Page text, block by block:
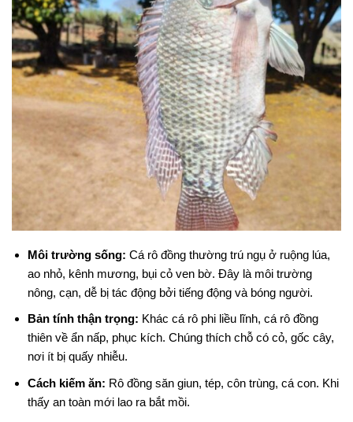
Môi trường sống: Cá rô đồng thường trú ngụ ở ruộng lúa,
ao nhỏ, kênh mương, bụi cỏ ven bờ. Đây là môi trường
nông, cạn, dễ bị tác động bởi tiếng động và bóng người.
Bản tính thận trọng: Khác cá rô phi liều lĩnh, cá rô đồng
thiên về ẩn nấp, phục kích. Chúng thích chỗ có cỏ, gốc cây,
nơi ít bị quấy nhiễu.
Cách kiếm ăn: Rô đồng săn giun, tép, côn trùng, cá con. Khi
thấy an toàn mới lao ra bắt mồi.